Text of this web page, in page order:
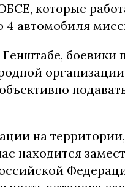
которые
4 автомобиля
боевики
на
находится